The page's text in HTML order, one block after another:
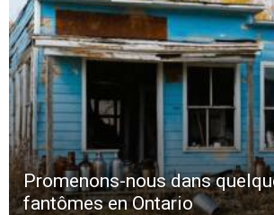
Promenons-nous dans
fantômes en Ontario